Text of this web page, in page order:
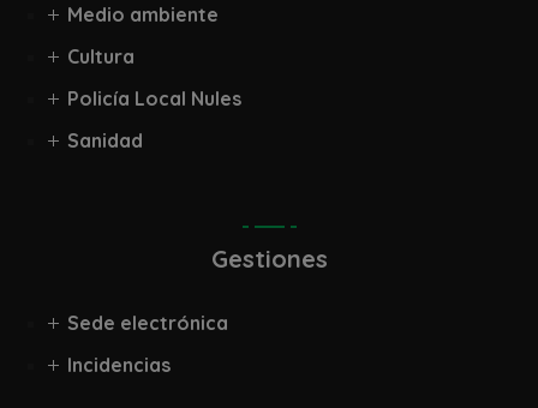
Medio ambiente
Cultura
Policía Local Nules
Sanidad
Gestiones
Sede electrónica
Incidencias